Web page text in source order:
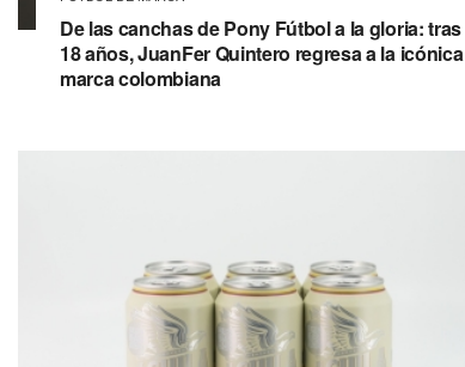
De las canchas de Pony Fútbol a la gloria: tras
18 años, JuanFer Quintero regresa a la icónica
marca colombiana